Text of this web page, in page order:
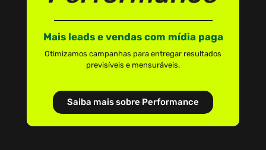
Mais leads e vendas com mídia paga
Otimizamos campanhas para entregar resultados
previsíveis e mensuráveis.
Saiba mais sobre Performance